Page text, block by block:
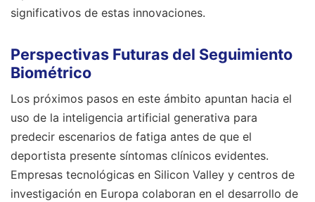
significativos de estas innovaciones.
Perspectivas Futuras del Seguimiento
Biométrico
Los próximos pasos en este ámbito apuntan hacia el
uso de la inteligencia artificial generativa para
predecir escenarios de fatiga antes de que el
deportista presente síntomas clínicos evidentes.
Empresas tecnológicas en Silicon Valley y centros de
investigación en Europa colaboran en el desarrollo de